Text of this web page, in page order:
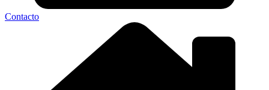
Contacto